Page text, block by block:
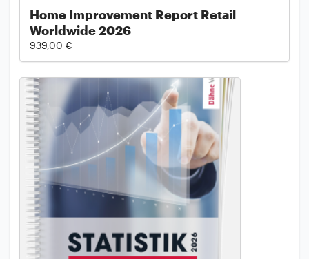
Home Improvement Report Retail
Worldwide 2026
939,00 €